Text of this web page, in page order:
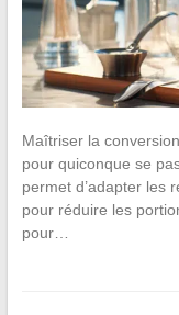
Maîtriser la
pour quiconque se
permet d’adapter les
pour réduire les
pour…